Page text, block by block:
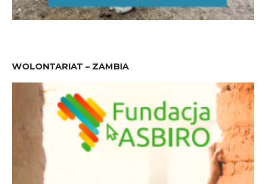
WOLONTARIAT – ZAMBIA